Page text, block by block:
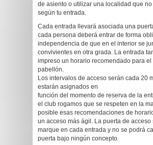
de asiento o utilizar una localidad que no
según tu entrada.
Cada entrada llevará asociada una
cada persona deberá entrar de forma
independencia de que en el interior se
convivientes en otra grada. La entrada
impreso un horario recomendado para el
pabellón.
Los intervalos de acceso serán cada 20
estarán asignados en
función del momento de reserva de la
el club rogamos que se respeten en la
posible esas recomendaciones de
un acceso más ágil. La puerta de acceso
marque en cada entrada y no se podrá
puerta bajo ningún concepto.